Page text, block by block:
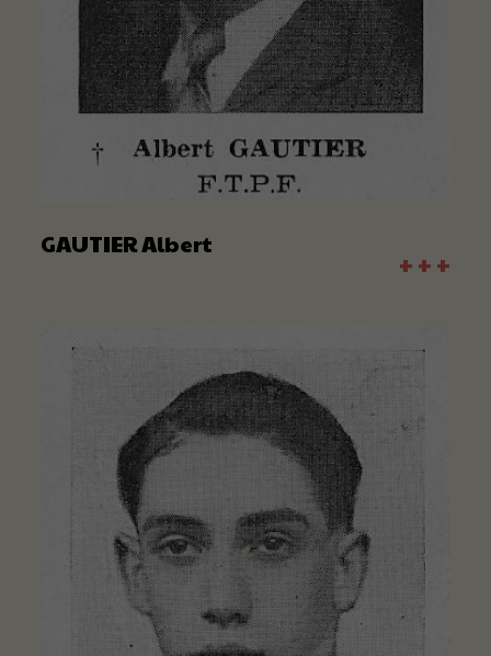
GAUTIER Albert
+ + +